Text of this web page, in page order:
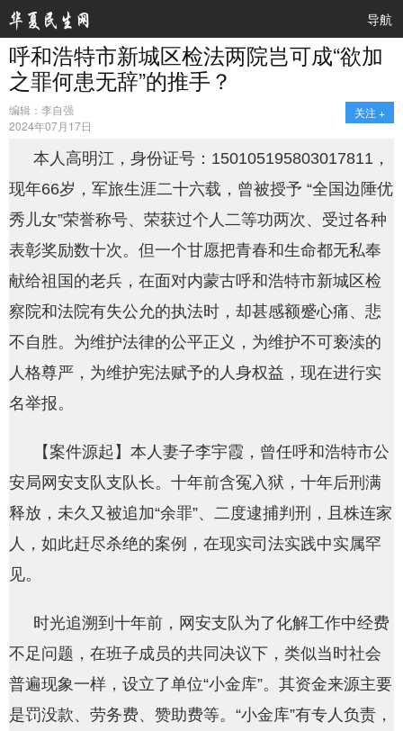
导航
呼和浩特市新城区检法两院岂可成“欲加
之罪何患无辞”的推手？
编辑：李自强
2024年07月17日
关注 +
本人高明江，身份证号：150105195803017811，
现年66岁，军旅生涯二十六载，曾被授予 “全国边陲优
秀儿女”荣誉称号、荣获过个人二等功两次、受过各种
表彰奖励数十次。但一个甘愿把青春和生命都无私奉
献给祖国的老兵，在面对内蒙古呼和浩特市新城区检
察院和法院有失公允的执法时，却甚感额蹙心痛、悲
不自胜。为维护法律的公平正义，为维护不可亵渎的
人格尊严，为维护宪法赋予的人身权益，现在进行实
名举报。
【案件源起】本人妻子李宇霞，曾任呼和浩特市公
安局网安支队支队长。十年前含冤入狱，十年后刑满
释放，未久又被追加“余罪”、二度逮捕判刑，且株连家
人，如此赶尽杀绝的案例，在现实司法实践中实属罕
见。
时光追溯到十年前，网安支队为了化解工作中经费
不足问题，在班子成员的共同决议下，类似当时社会
普遍现象一样，设立了单位“小金库”。其资金来源主要
是罚没款、劳务费、赞助费等。“小金库”有专人负责，